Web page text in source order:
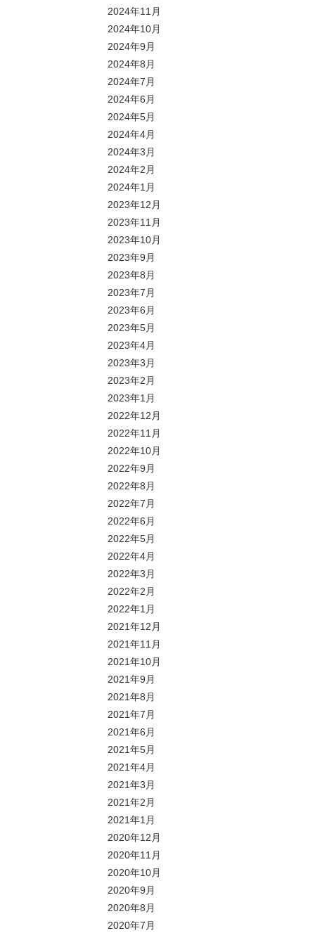
2024年11月
2024年10月
2024年9月
2024年8月
2024年7月
2024年6月
2024年5月
2024年4月
2024年3月
2024年2月
2024年1月
2023年12月
2023年11月
2023年10月
2023年9月
2023年8月
2023年7月
2023年6月
2023年5月
2023年4月
2023年3月
2023年2月
2023年1月
2022年12月
2022年11月
2022年10月
2022年9月
2022年8月
2022年7月
2022年6月
2022年5月
2022年4月
2022年3月
2022年2月
2022年1月
2021年12月
2021年11月
2021年10月
2021年9月
2021年8月
2021年7月
2021年6月
2021年5月
2021年4月
2021年3月
2021年2月
2021年1月
2020年12月
2020年11月
2020年10月
2020年9月
2020年8月
2020年7月